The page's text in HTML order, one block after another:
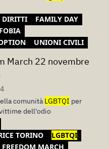
DIRITTI
FAMILY DAY
UNIONI CIVILI
March 22 novembre
comunità LGBTQI per
dell'odio
TORINO
LGBTQI
MARCH